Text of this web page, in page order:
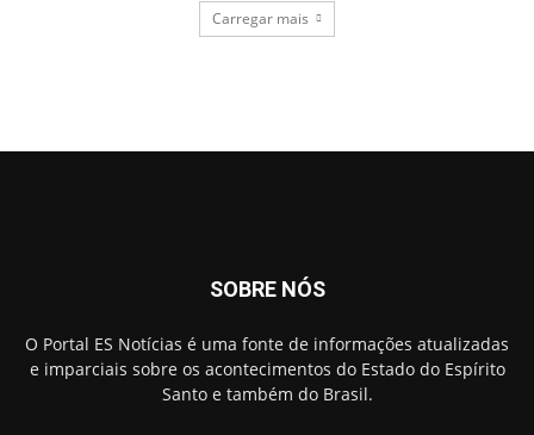
Carregar mais
SOBRE NÓS
O Portal ES Notícias é uma fonte de informações atualizadas
e imparciais sobre os acontecimentos do Estado do Espírito
Santo e também do Brasil.